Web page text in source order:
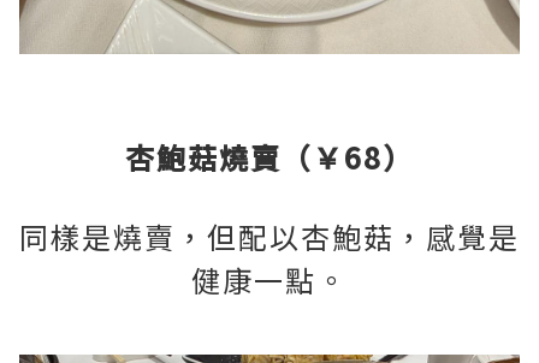
杏鮑菇燒賣（￥68）
同樣是燒賣，但配以杏鮑菇，感覺是
健康一點。